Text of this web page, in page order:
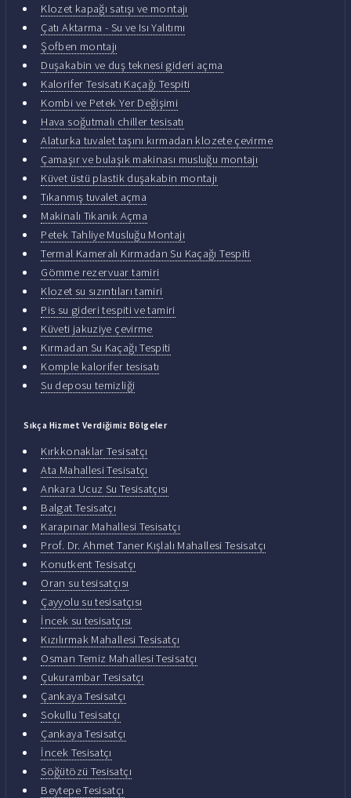
Klozet kapağı satışı ve montajı
Çatı Aktarma - Su ve Isı Yalıtımı
Şofben montajı
Duşakabin ve duş teknesi gideri açma
Kalorifer Tesisatı Kaçağı Tespiti
Kombi ve Petek Yer Değişimi
Hava soğutmalı chiller tesisatı
Alaturka tuvalet taşını kırmadan klozete çevirme
Çamaşır ve bulaşık makinası musluğu montajı
Küvet üstü plastik duşakabin montajı
Tıkanmış tuvalet açma
Makinalı Tıkanık Açma
Petek Tahliye Musluğu Montajı
Termal Kameralı Kırmadan Su Kaçağı Tespiti
Gömme rezervuar tamiri
Klozet su sızıntıları tamiri
Pis su gideri tespiti ve tamiri
Küveti jakuziye çevirme
Kırmadan Su Kaçağı Tespiti
Komple kalorifer tesisatı
Su deposu temizliği
Sıkça Hizmet Verdiğimiz Bölgeler
Kırkkonaklar Tesisatçı
Ata Mahallesi Tesisatçı
Ankara Ucuz Su Tesisatçısı
Balgat Tesisatçı
Karapınar Mahallesi Tesisatçı
Prof. Dr. Ahmet Taner Kışlalı Mahallesi Tesisatçı
Konutkent Tesisatçı
Oran su tesisatçısı
Çayyolu su tesisatçısı
İncek su tesisatçısı
Kızılırmak Mahallesi Tesisatçı
Osman Temiz Mahallesi Tesisatçı
Çukurambar Tesisatçı
Çankaya Tesisatçı
Sokullu Tesisatçı
Çankaya Tesisatçı
İncek Tesisatçı
Söğütözü Tesisatçı
Beytepe Tesisatçı